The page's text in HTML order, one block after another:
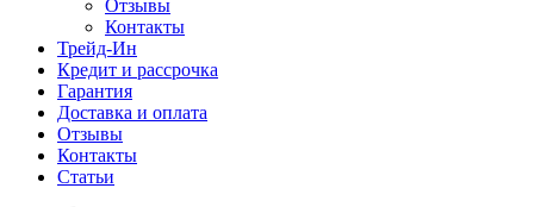
Отзывы
Контакты
Трейд-Ин
Кредит и рассрочка
Гарантия
Доставка и оплата
Отзывы
Контакты
Статьи